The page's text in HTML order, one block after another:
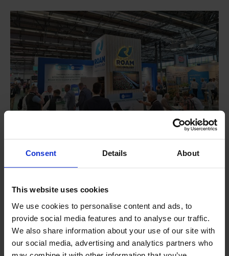
Consent Details About
This website uses cookies
We use cookies to personalise content and ads, to
provide social media features and to analyse our traffic.
We also share information about your use of our site with
our social media, advertising and analytics partners who
Starke internationale
Innovation war die Einführung von
Huwa-San TR-50
dem bekannten, von Roam Technology entwickelten
Desinfektionsmittel. Seit Beginn der